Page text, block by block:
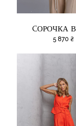
CОРОЧКА
5 870₴